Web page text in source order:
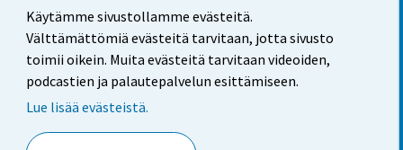
Käytämme sivustollamme evästeitä.
Välttämättömiä evästeitä tarvitaan, jotta sivusto
toimii oikein. Muita evästeitä tarvitaan videoiden,
podcastien ja palautepalvelun esittämiseen.
Lue lisää evästeistä.
Palaute
Käyttöehdot
Saavutettavuus